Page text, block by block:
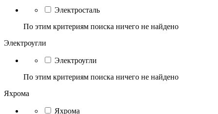
Электросталь
По этим критериям поиска ничего не найдено
Электроугли
Электроугли
По этим критериям поиска ничего не найдено
Яхрома
Яхрома